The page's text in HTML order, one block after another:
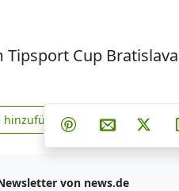
Tipsport Cup Bratislava
zu Google hinzufügen
hinzufügen Teilen auf
Teilen
Teilen aufPer E-Mail
von news.de